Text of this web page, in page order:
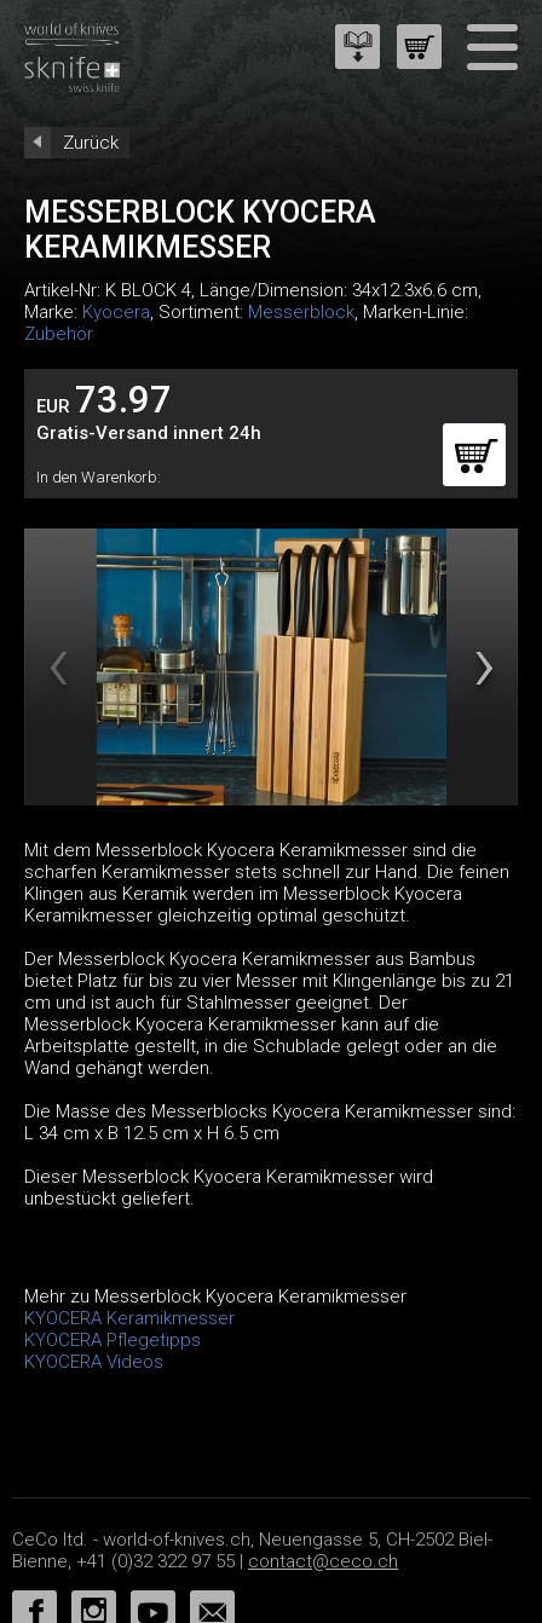
Zurück
MESSERBLOCK KYOCERA
KERAMIKMESSER
Artikel-Nr: K BLOCK 4, Länge/Dimension: 34x12.3x6.6 cm,
Marke: Kyocera, Sortiment: Messerblock, Marken-Linie:
Zubehör
EUR 73.97
Gratis-Versand innert 24h
In den Warenkorb:
Mit dem Messerblock Kyocera Keramikmesser sind die
scharfen Keramikmesser stets schnell zur Hand. Die feinen
Klingen aus Keramik werden im Messerblock Kyocera
Keramikmesser gleichzeitig optimal geschützt.
Der Messerblock Kyocera Keramikmesser aus Bambus
bietet Platz für bis zu vier Messer mit Klingenlänge bis zu 21
cm und ist auch für Stahlmesser geeignet. Der
Messerblock Kyocera Keramikmesser kann auf die
Arbeitsplatte gestellt, in die Schublade gelegt oder an die
Wand gehängt werden.
Die Masse des Messerblocks Kyocera Keramikmesser sind:
L 34 cm x B 12.5 cm x H 6.5 cm
Dieser Messerblock Kyocera Keramikmesser wird
unbestückt geliefert.
Mehr zu Messerblock Kyocera Keramikmesser
KYOCERA Keramikmesser
KYOCERA Pflegetipps
KYOCERA Videos
CeCo ltd. - world-of-knives.ch, Neuengasse 5, CH-2502 Biel-
Bienne, +41 (0)32 322 97 55 | contact@ceco.ch